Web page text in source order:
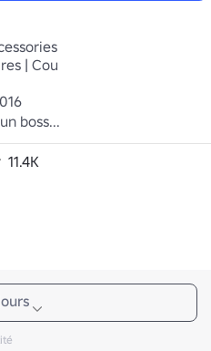
| Cou
boss...
11.4K